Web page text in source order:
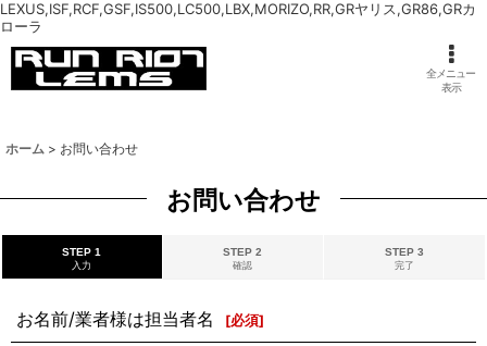
LEXUS,ISF,RCF,GSF,IS500,LC500,LBX,MORIZO,RR,GRヤリス,GR86,GRカ
ローラ
全メニュー
表示
ホーム > お問い合わせ
お問い合わせ
STEP 1
入力
STEP 2
確認
STEP 3
完了
お名前/業者様は担当者名 [必須]